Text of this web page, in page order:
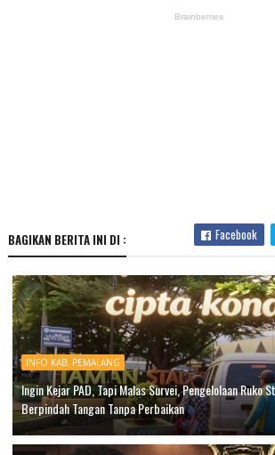
BAGIKAN BERITA INI DI : Facebook
INFO KAB. PEMALANG
Ingin Kejar PAD, Tapi Malas Survei, Pengelolaan Ruko
Berpindah Tangan Tanpa Perbaikan